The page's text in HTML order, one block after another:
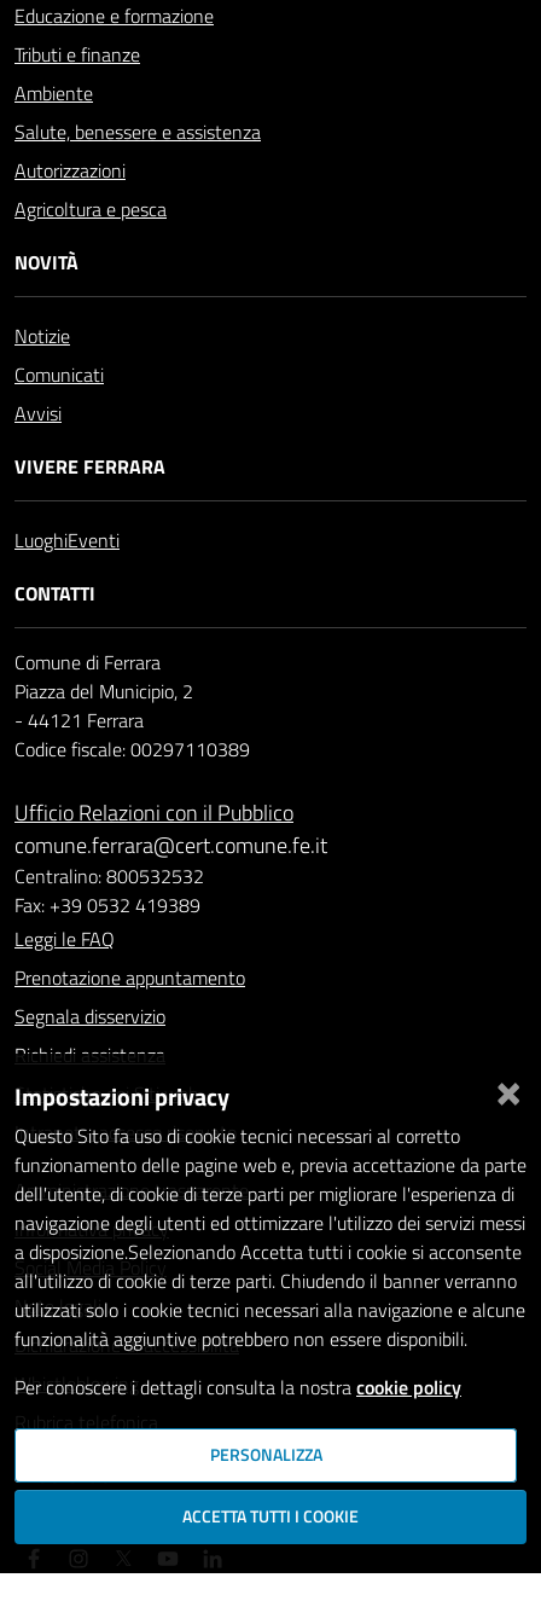
Educazione e formazione
Tributi e finanze
Ambiente
Salute, benessere e assistenza
Autorizzazioni
Agricoltura e pesca
NOVITÀ
Notizie
Comunicati
Avvisi
VIVERE FERRARA
LuoghiEventi
CONTATTI
Comune di Ferrara
Piazza del Municipio, 2
- 44121 Ferrara
Codice fiscale: 00297110389
Ufficio Relazioni con il Pubblico
comune.ferrara@cert.comune.fe.it
Centralino: 800532532
Fax: +39 0532 419389
Leggi le FAQ
Prenotazione appuntamento
Segnala disservizio
Richiedi assistenza
Statistiche dei Siti web
Intranet - accesso riservato
Amministrazione trasparente
Informativa privacy
Social Media Policy
Note legali
Dichiarazione di accessibilità
Whistleblowing
Rubrica telefonica
SEGUICI SU
×
Impostazioni privacy
Questo Sito fa uso di cookie tecnici necessari al corretto
funzionamento delle pagine web e, previa accettazione da parte
dell'utente, di cookie di terze parti per migliorare l'esperienza di
navigazione degli utenti ed ottimizzare l'utilizzo dei servizi messi
a disposizione.Selezionando Accetta tutti i cookie si acconsente
all'utilizzo di cookie di terze parti. Chiudendo il banner verranno
utilizzati solo i cookie tecnici necessari alla navigazione e alcune
funzionalità aggiuntive potrebbero non essere disponibili.
Per conoscere i dettagli consulta la nostracookie policy
PERSONALIZZA
ACCETTA TUTTI I COOKIE